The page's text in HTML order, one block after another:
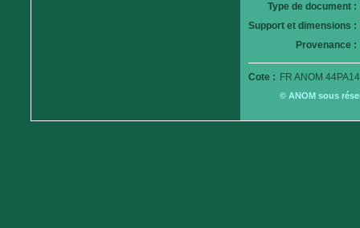
Type de document :
Support et dimensions :
Provenance :
Cote : FR ANOM
© ANOM sous